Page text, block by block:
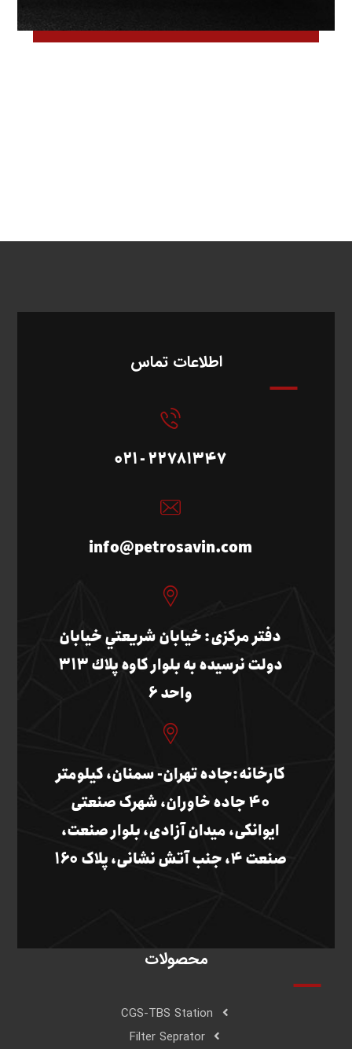
ژوئن 2, 2018
اطلاعات تماس
22781347 - 021
info@petrosavin.com
دفتر مرکزی: خيابان شريعتي خيابان
دولت نرسيده به بلوار كاوه پلاك 313
واحد 6
کارخانه:جاده تهران- سمنان، کیلومتر
40 جاده خاوران، شهرک صنعتی
ایوانکی، میدان آزادی، بلوار صنعت،
صنعت 4، جنب آتش نشانی، پلاک 160
محصولات
CGS-TBS Station
Filter Seprator